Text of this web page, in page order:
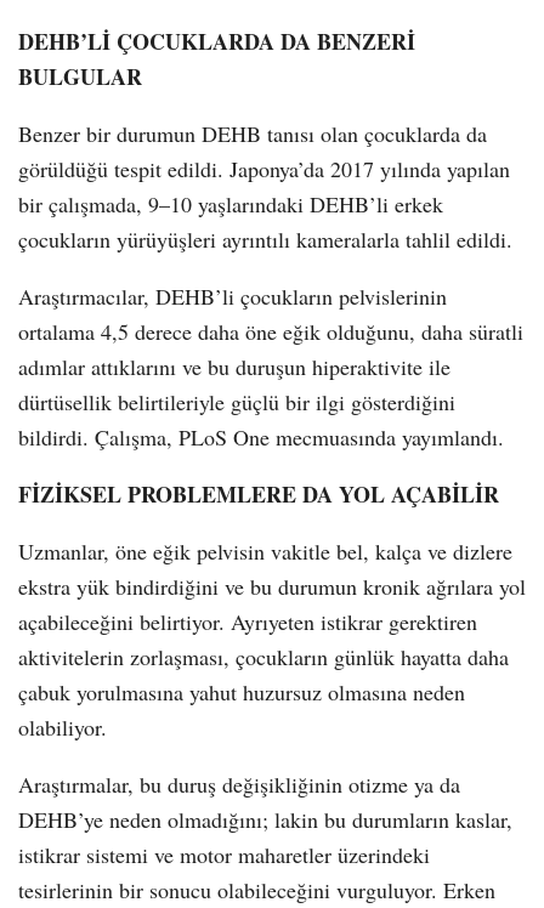
DEHB’Lİ ÇOCUKLARDA DA BENZERİ
BULGULAR
Benzer bir durumun DEHB tanısı olan çocuklarda da
görüldüğü tespit edildi. Japonya’da 2017 yılında yapılan
bir çalışmada, 9–10 yaşlarındaki DEHB’li erkek
çocukların yürüyüşleri ayrıntılı kameralarla tahlil edildi.
Araştırmacılar, DEHB’li çocukların pelvislerinin
ortalama 4,5 derece daha öne eğik olduğunu, daha süratli
adımlar attıklarını ve bu duruşun hiperaktivite ile
dürtüsellik belirtileriyle güçlü bir ilgi gösterdiğini
bildirdi. Çalışma, PLoS One mecmuasında yayımlandı.
FİZİKSEL PROBLEMLERE DA YOL AÇABİLİR
Uzmanlar, öne eğik pelvisin vakitle bel, kalça ve dizlere
ekstra yük bindirdiğini ve bu durumun kronik ağrılara yol
açabileceğini belirtiyor. Ayrıyeten istikrar gerektiren
aktivitelerin zorlaşması, çocukların günlük hayatta daha
çabuk yorulmasına yahut huzursuz olmasına neden
olabiliyor.
Araştırmalar, bu duruş değişikliğinin otizme ya da
DEHB’ye neden olmadığını; lakin bu durumların kaslar,
istikrar sistemi ve motor maharetler üzerindeki
tesirlerinin bir sonucu olabileceğini vurguluyor. Erken